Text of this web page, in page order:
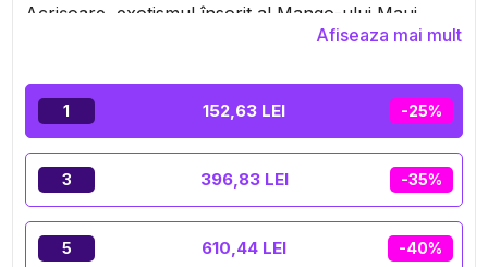
Acrișoare, exotismul însorit al Mango-ului Maui,
dulceața Zaharului de Bumbac, curajul Brânzei cu
Practic și elegant, se adaptează perfect stilului dvs.
de viață. Respirați adânc, închideți ochii și lăsați
magia să acționeze.
Afiseaza mai mult
1 -25%
152,63 LEI
3 -35%
396,83 LEI
5 -40%
610,44 LEI